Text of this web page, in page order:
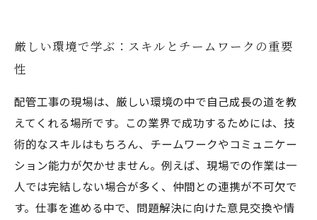
厳しい環境で学ぶ：スキルとチームワークの重要
性
配管工事の現場は、厳しい環境の中で自己成長の道を教
えてくれる場所です。この業界で成功するためには、技
術的なスキルはもちろん、チームワークやコミュニケー
ション能力が欠かせません。例えば、現場での作業は一
人では完結しない場合が多く、仲間との連携が不可欠で
す。仕事を進める中で、問題解決に向けた意見交換や情